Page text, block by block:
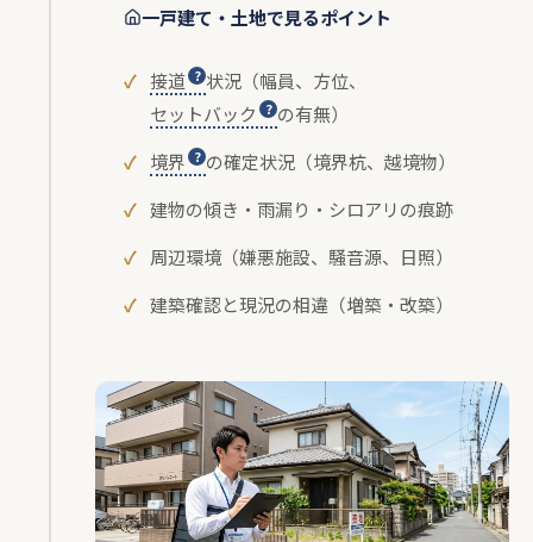
一戸建て・土地で見るポイント
接道
状況（幅員、方位、
セットバック
の有無）
境界
の確定状況（境界杭、越境物）
建物の傾き・雨漏り・シロアリの痕跡
周辺環境（嫌悪施設、騒音源、日照）
建築確認と現況の相違（増築・改築）